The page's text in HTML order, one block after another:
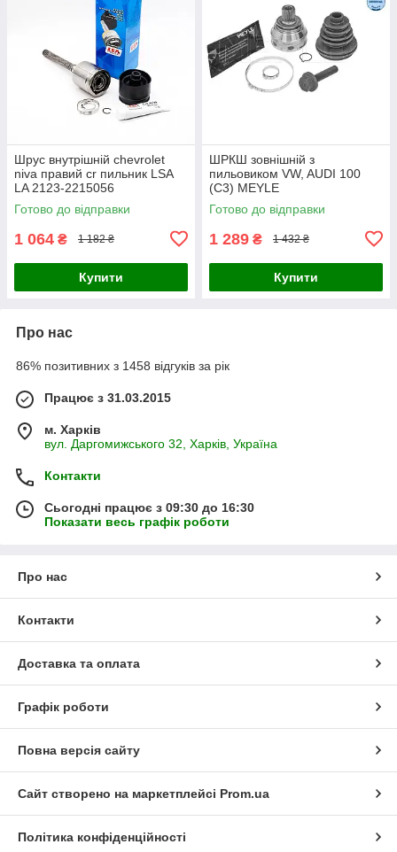
Шрус внутрішній chevrolet
niva правий cr пильник LSA
LA 2123-2215056
Готово до відправки
1 064 ₴ 1 182 ₴
Купити
ШРКШ зовнішній з
пильовиком VW, AUDI 100
(C3) MEYLE
Готово до відправки
1 289 ₴ 1 432 ₴
Купити
Про нас
86% позитивних з 1458 відгуків за рік
Працює з 31.03.2015
м. Харків
вул. Даргомижського 32, Харків, Україна
Контакти
Сьогодні працює з 09:30 до 16:30
Показати весь графік роботи
Про нас
Контакти
Доставка та оплата
Графік роботи
Повна версія сайту
Сайт створено на маркетплейсі Prom.ua
Політика конфіденційності